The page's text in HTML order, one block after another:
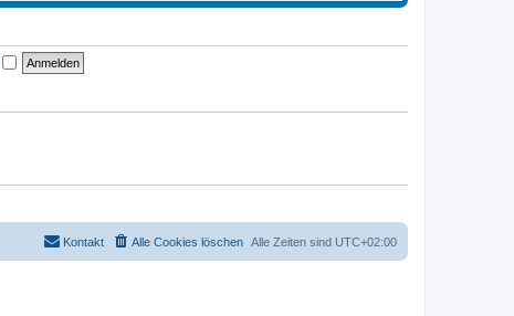
g
e
e
g
Alle Zeiten sind UTC+02:00
Alle Cookies löschen
Kontakt